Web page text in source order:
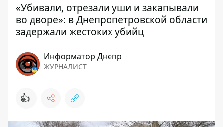
«Убивали, отрезали уши и закапывали
во дворе»: в Днепропетровской области
задержали жестоких убийц
Информатор Днепр
ЖУРНАЛИСТ
👍